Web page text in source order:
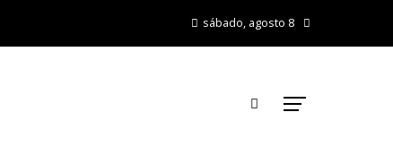
sábado, agosto 8